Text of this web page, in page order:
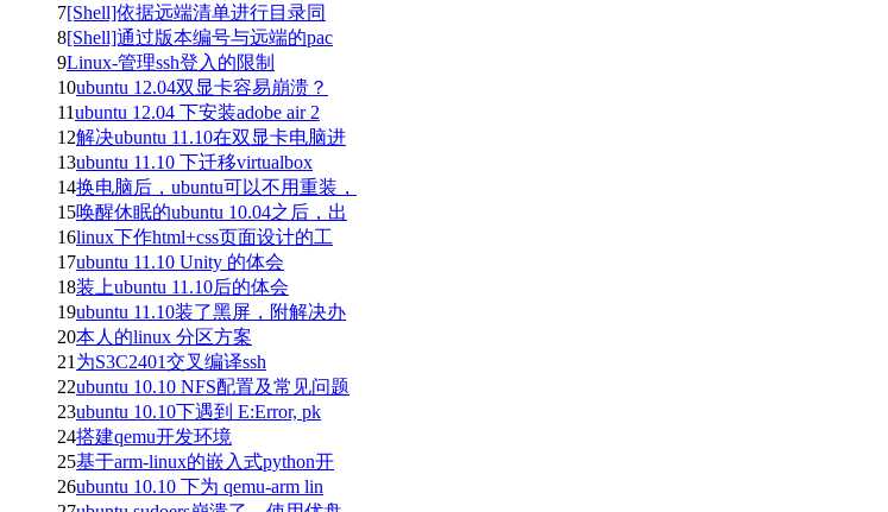
7[Shell]依据远端清单进行目录同
8[Shell]通过版本编号与远端的pac
9Linux-管理ssh登入的限制
10ubuntu 12.04双显卡容易崩溃？
11ubuntu 12.04 下安装adobe air 2
12解决ubuntu 11.10在双显卡电脑进
13ubuntu 11.10 下迁移virtualbox
14换电脑后，ubuntu可以不用重装，
15唤醒休眠的ubuntu 10.04之后，出
16linux下作html+css页面设计的工
17ubuntu 11.10 Unity 的体会
18装上ubuntu 11.10后的体会
19ubuntu 11.10装了黑屏，附解决办
20本人的linux 分区方案
21为S3C2401交叉编译ssh
22ubuntu 10.10 NFS配置及常见问题
23ubuntu 10.10下遇到 E:Error, pk
24搭建qemu开发环境
25基于arm-linux的嵌入式python开
26ubuntu 10.10 下为 qemu-arm lin